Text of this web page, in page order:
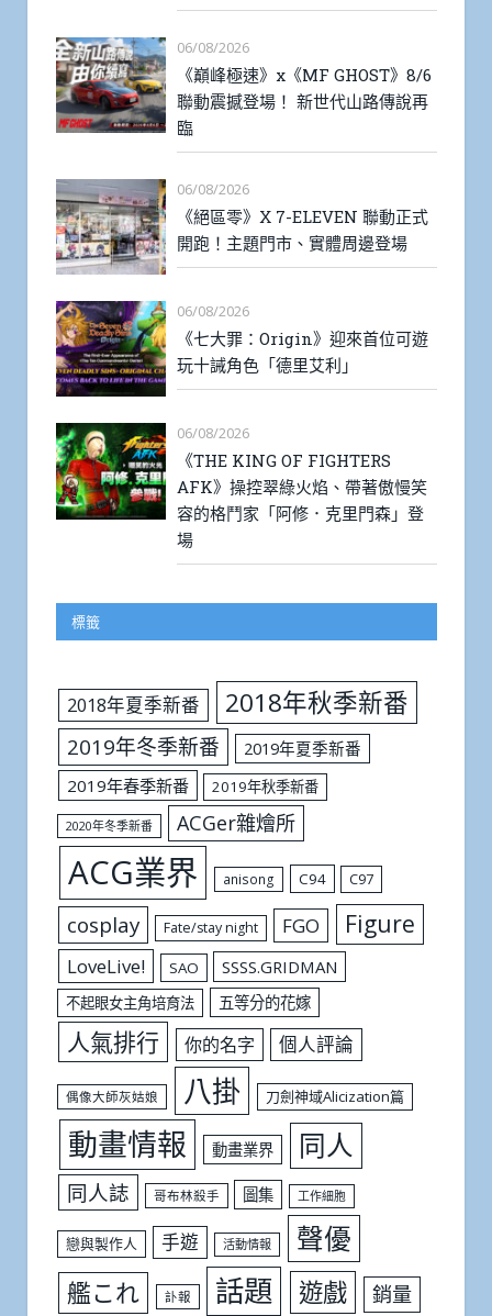
06/08/2026
《巔峰極速》x《MF GHOST》8/6
聯動震撼登場！ 新世代山路傳說再
臨
06/08/2026
《絕區零》X 7-ELEVEN 聯動正式
開跑！主題門市、實體周邊登場
06/08/2026
《七大罪：Origin》迎來首位可遊
玩十誡角色「德里艾利」
06/08/2026
《THE KING OF FIGHTERS
AFK》操控翠綠火焰、帶著傲慢笑
容的格鬥家「阿修．克里門森」登
場
標籤
2018年夏季新番 2018年秋季新番
2019年冬季新番
2019年夏季新番
2019年春季新番
2019年秋季新番
2020年冬季新番 ACGer雜燴所
ACG業界 anisong C94 C97
cosplay Fate/stay night FGO Figure
LoveLive! SAO SSSS.GRIDMAN
不起眼女主角培育法 五等分的花嫁
人氣排行 你的名字 個人評論
偶像大師灰姑娘 八掛 刀劍神域Alicization篇
動畫情報 動畫業界 同人
同人誌 哥布林殺手 圖集 工作細胞
戀與製作人 手遊 活動情報 聲優
艦これ 訃報 話題 遊戲 銷量